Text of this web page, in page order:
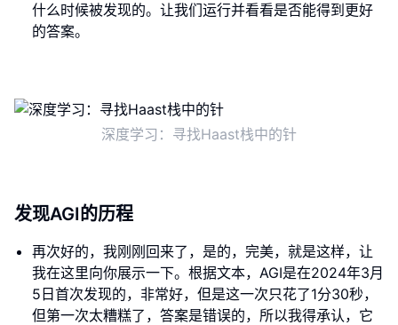
什么时候被发现的。让我们运行并看看是否能得到更好
的答案。
深度学习：寻找Haast栈中的针
发现AGI的历程
再次好的，我刚刚回来了，是的，完美，就是这样，让
我在这里向你展示一下。根据文本，AGI是在2024年3月
5日首次发现的，非常好，但是这一次只花了1分30秒，
但第一次太糟糕了，答案是错误的，所以我得承认，它